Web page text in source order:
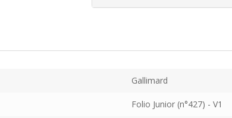
Gallimard
Folio Junior (n°427) - V1